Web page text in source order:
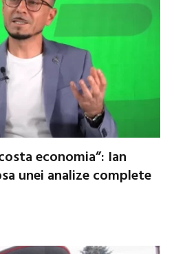
economia”: Ian
unei analize complete